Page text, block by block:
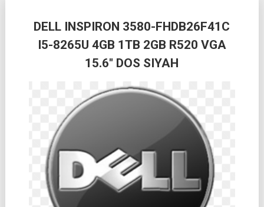
DELL INSPIRON 3580-FHDB26F41C
I5-8265U 4GB 1TB 2GB R520 VGA
15.6″ DOS SIYAH